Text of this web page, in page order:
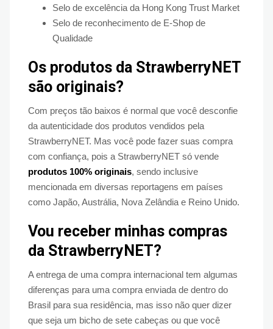
Selo de excelência da Hong Kong Trust Market
Selo de reconhecimento de E-Shop de
Qualidade
Os produtos da StrawberryNET
são originais?
Com preços tão baixos é normal que você desconfie
da autenticidade dos produtos vendidos pela
StrawberryNET. Mas você pode fazer suas compra
com confiança, pois a StrawberryNET só vende
produtos 100% originais, sendo inclusive
mencionada em diversas reportagens em países
como Japão, Austrália, Nova Zelândia e Reino Unido.
Vou receber minhas compras
da StrawberryNET?
A entrega de uma compra internacional tem algumas
diferenças para uma compra enviada de dentro do
Brasil para sua residência, mas isso não quer dizer
que seja um bicho de sete cabeças ou que você